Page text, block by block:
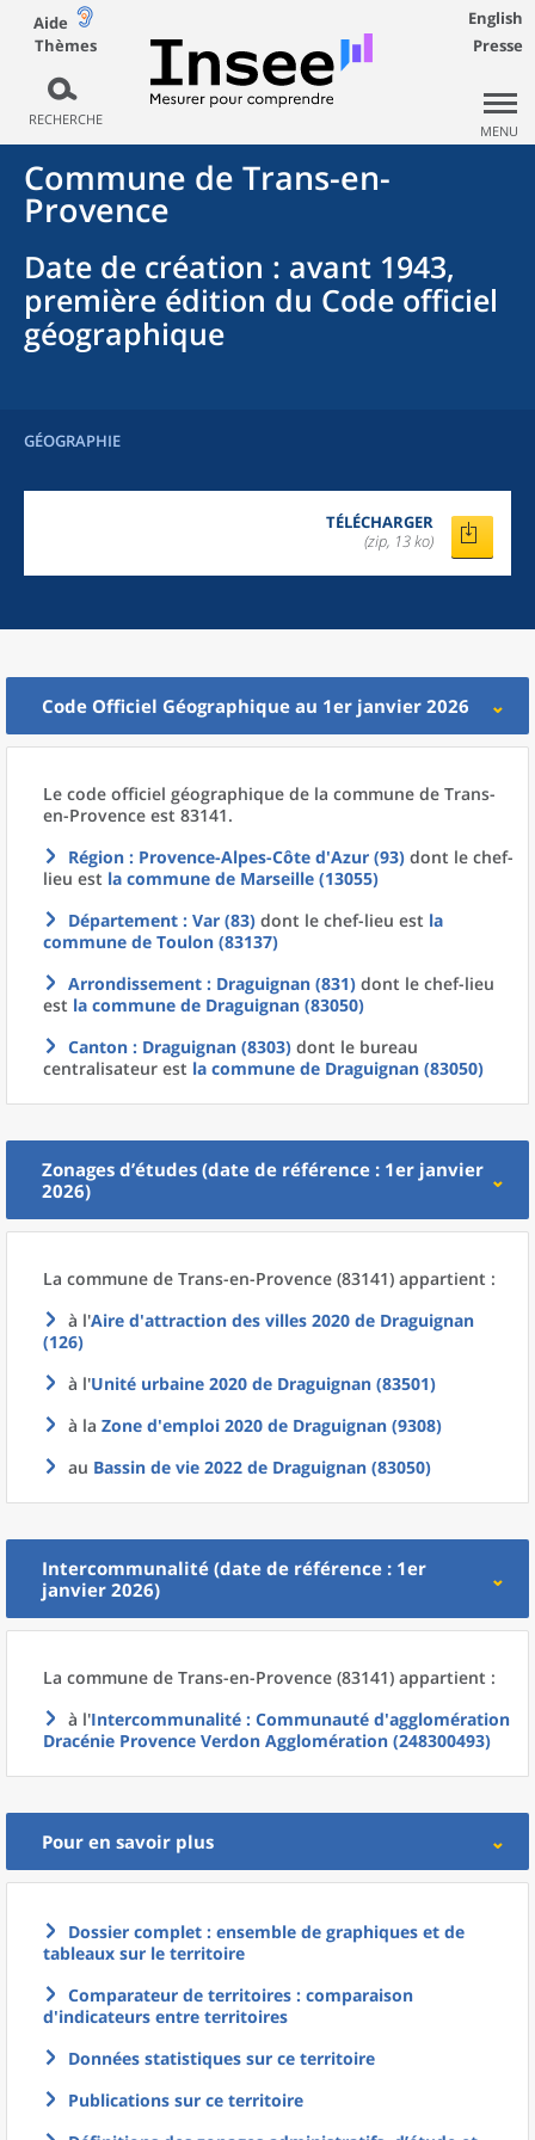
Aide
Thèmes
RECHERCHE
English
Presse
MENU
Commune de Trans-en-
Provence
Date de création : avant 1943,
première édition du Code officiel
géographique
GÉOGRAPHIE
TÉLÉCHARGER
(zip, 13 ko)
Code Officiel Géographique au 1er janvier 2026
Le code officiel géographique de la commune de Trans-
en-Provence est 83141.
Région : Provence-Alpes-Côte d'Azur (93) dont le chef-
lieu est la commune de Marseille (13055)
Département : Var (83) dont le chef-lieu est la
commune de Toulon (83137)
Arrondissement : Draguignan (831) dont le chef-lieu
est la commune de Draguignan (83050)
Canton : Draguignan (8303) dont le bureau
centralisateur est la commune de Draguignan (83050)
Zonages d’études (date de référence : 1er janvier
2026)
La commune de Trans-en-Provence (83141) appartient :
à l'Aire d'attraction des villes 2020 de Draguignan
(126)
à l'Unité urbaine 2020 de Draguignan (83501)
à la Zone d'emploi 2020 de Draguignan (9308)
au Bassin de vie 2022 de Draguignan (83050)
Intercommunalité (date de référence : 1er
janvier 2026)
La commune de Trans-en-Provence (83141) appartient :
à l'Intercommunalité : Communauté d'agglomération
Dracénie Provence Verdon Agglomération (248300493)
Pour en savoir plus
Dossier complet : ensemble de graphiques et de
tableaux sur le territoire
Comparateur de territoires : comparaison
d'indicateurs entre territoires
Données statistiques sur ce territoire
Publications sur ce territoire